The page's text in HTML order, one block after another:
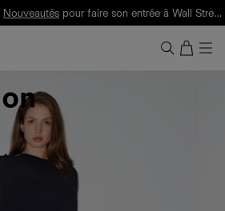
Nouveautés pour faire son entrée à Wall Street.